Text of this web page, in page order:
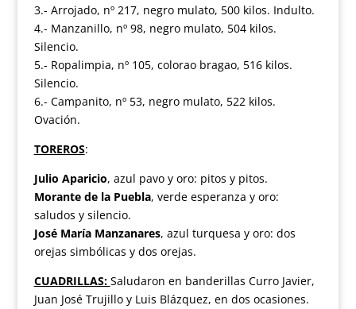
3.- Arrojado, nº 217, negro mulato, 500 kilos. Indulto.
4.- Manzanillo, nº 98, negro mulato, 504 kilos.
Silencio.
5.- Ropalimpia, nº 105, colorao bragao, 516 kilos.
Silencio.
6.- Campanito, nº 53, negro mulato, 522 kilos.
Ovación.
TOREROS:
Julio Aparicio, azul pavo y oro: pitos y pitos.
Morante de la Puebla, verde esperanza y oro:
saludos y silencio.
José María Manzanares, azul turquesa y oro: dos
orejas simbólicas y dos orejas.
CUADRILLAS: Saludaron en banderillas Curro Javier,
Juan José Trujillo y Luis Blázquez, en dos ocasiones.